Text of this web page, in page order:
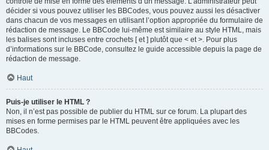
décider si vous pouvez utiliser les BBCodes, vous pouvez aussi les désactiver
dans chacun de vos messages en utilisant l’option appropriée du formulaire de
rédaction de message. Le BBCode lui-même est similaire au style HTML, mais
les balises sont incluses entre crochets [ et ] plutôt que < et >. Pour plus
d’informations sur le BBCode, consultez le guide accessible depuis la page de
rédaction de message.
Haut
Puis-je utiliser le HTML ?
Non, il n’est pas possible de publier du HTML sur ce forum. La plupart des
mises en forme permises par le HTML peuvent être appliquées avec les
BBCodes.